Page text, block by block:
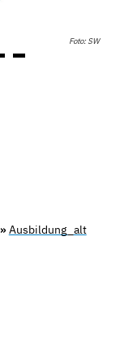
Foto: SW
»Ausbildung_alt